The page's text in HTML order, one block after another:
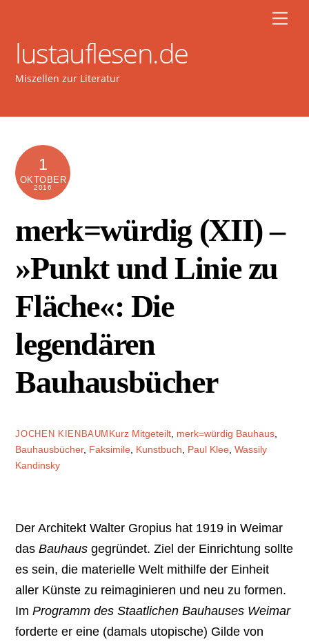
contentlustauflesen.de
Miszellen zur Literatur
1
OKTOBER
2016
merk=würdig (XII) –
»Punkt und Linie zu
Fläche«: Die
legendären
Bauhausbücher
JOCHEN KIENBAUM Kurz Mitgeteilt merk=würdig Bauhaus
Bauhausbücher, Faksimile Kunstbuch Paul Klee ,Wassily
Kandinsky
Der Architekt Walter Gropius hat 1919 in Weimar
dasBauhaus gegründet. Ziel der Einrichtung sollte
es sein, die materielle Welt mithilfe der Einheit
aller Künste zu reimaginieren und neu zu formen.
ImProgramm des Staatlichen Bauhauses Weimar
forderte er eine (damals utopische) Gilde von